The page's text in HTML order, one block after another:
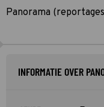
Panorama
INFORMATIE OVER